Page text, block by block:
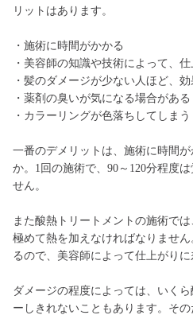
リットはあります。
・施術に時間がかかる
・美容師の知識や技術によって、
・髪のダメージが少ない人ほど、
・薬剤の臭いが気になる場合がある
・カラーリングが色落ちしてしまう
一番のデメリットは、施術に時間
か。1回の施術で、90～120分程度
せん。
また酸熱トリートメントの施術で
極めて熱を加えなければなりませ
るので、美容師によって仕上がりに
ダメージの程度によっては、いく
ーしきれないこともあります。そ